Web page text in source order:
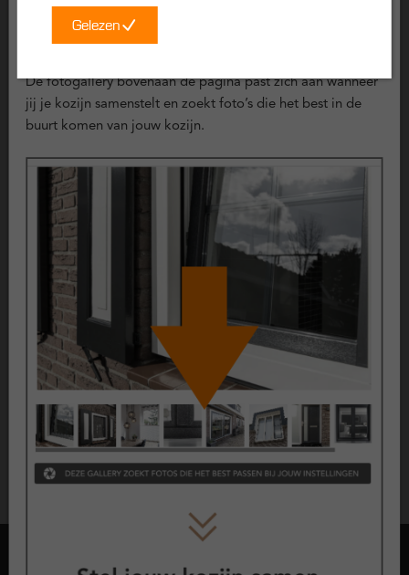
gevallen is herstelwerk nodig.
de volgende keurmerken:
KOMO geproduceerd
Politiekeurmerk Veilig Wonen
SKG Keurmerk
CE Keurmerk
Garantie op kunststof kozijnen
Kunststof kozijnen zijn ontwikkeld voor langdurig gebruik en
hebben een lange levensverwachting. Op de belangrijkste
onderdelen gelden vaste garantieperiodes.
10 jaar garantie op kunststof kozijnen
10 jaar garantie op glas
2 jaar garantie op hang- en sluitwerk
De exacte voorwaarden en dekking zijn vastgelegd in de
De fotogallery bovenaan de pagina past zich aan wanneer
jij je kozijn samenstelt en zoekt foto’s die het best in de
buurt komen van jouw kozijn.
Opties met kozijnen
Gelezen